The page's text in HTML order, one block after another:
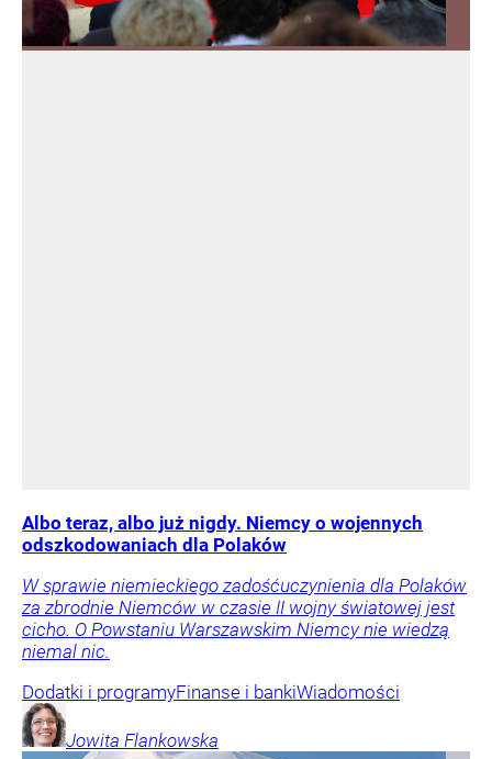
Albo teraz, albo już nigdy. Niemcy o wojennych
odszkodowaniach dla Polaków
W sprawie niemieckiego zadośćuczynienia dla Polaków
za zbrodnie Niemców w czasie II wojny światowej jest
cicho. O Powstaniu Warszawskim Niemcy nie wiedzą
niemal nic.
Dodatki i programyFinanse i bankiWiadomości
Jowita Flankowska